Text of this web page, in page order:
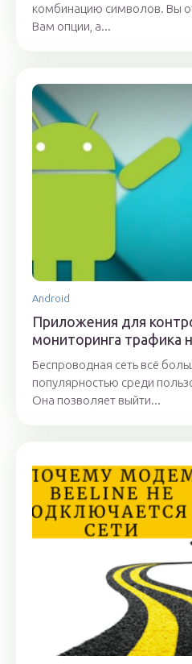
комбинацию символов. Вы
Вам опции, а...
Android
Приложения для
мониторинга трафика
Беспроводная сеть всё
популярностью среди
Она позволяет выйти...